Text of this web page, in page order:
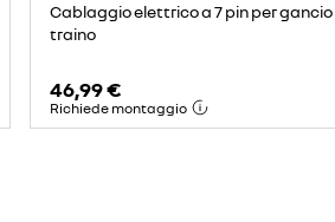
Cablaggio elettrico a 7 pin per gancio
traino
46,99 €
Richiede montaggio